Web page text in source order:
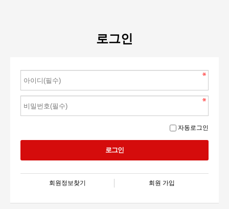
로그인
자동로그인
회원정보찾기 회원 가입